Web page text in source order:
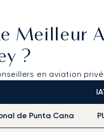
Meilleur
?
en aviation
de Punta Cana